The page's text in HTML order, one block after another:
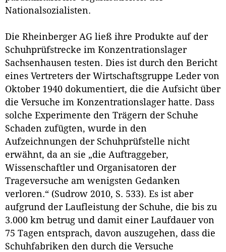
Nationalsozialisten.
Die Rheinberger AG ließ ihre Produkte auf der
Schuhprüfstrecke im Konzentrationslager
Sachsenhausen testen. Dies ist durch den Bericht
eines Vertreters der Wirtschaftsgruppe Leder von
Oktober 1940 dokumentiert, die die Aufsicht über
die Versuche im Konzentrationslager hatte. Dass
solche Experimente den Trägern der Schuhe
Schaden zufügten, wurde in den
Aufzeichnungen der Schuhprüfstelle nicht
erwähnt, da an sie „die Auftraggeber,
Wissenschaftler und Organisatoren der
Trageversuche am wenigsten Gedanken
verloren.“ (Sudrow 2010, S. 533). Es ist aber
aufgrund der Laufleistung der Schuhe, die bis zu
3.000 km betrug und damit einer Laufdauer von
75 Tagen entsprach, davon auszugehen, dass die
Schuhfabriken den durch die Versuche